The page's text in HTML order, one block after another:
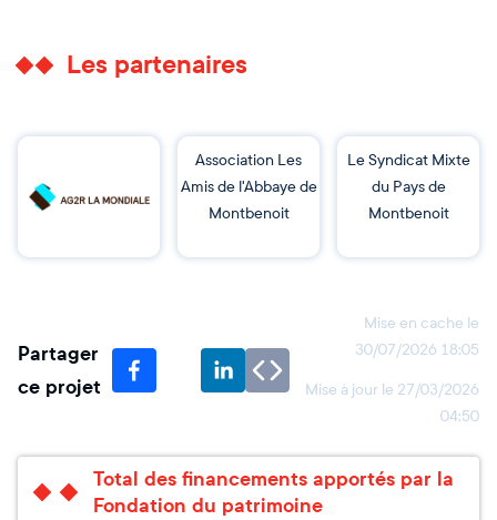
Les partenaires
Association Les
Amis de l'Abbaye de
Montbenoit
Le Syndicat Mixte
du Pays de
Montbenoit
Partager
ce projet
Mise en cache le
30/07/2026 18:05
Mise à jour le 27/03/2026
04:50
Total des financements apportés par la
Fondation du patrimoine